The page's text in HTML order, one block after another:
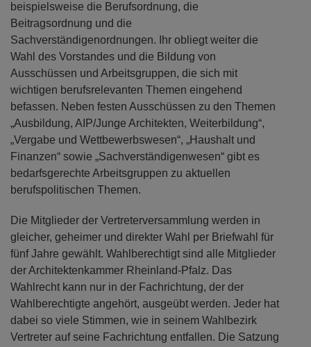
beispielsweise die Berufsordnung, die
Beitragsordnung und die
Sachverständigenordnungen. Ihr obliegt weiter die
Wahl des Vorstandes und die Bildung von
Ausschüssen und Arbeitsgruppen, die sich mit
wichtigen berufsrelevanten Themen eingehend
befassen. Neben festen Ausschüssen zu den Themen
„Ausbildung, AIP/Junge Architekten, Weiterbildung“,
„Vergabe und Wettbewerbswesen“, „Haushalt und
Finanzen“ sowie „Sachverständigenwesen“ gibt es
bedarfsgerechte Arbeitsgruppen zu aktuellen
berufspolitischen Themen.
Die Mitglieder der Vertreterversammlung werden in
gleicher, geheimer und direkter Wahl per Briefwahl für
fünf Jahre gewählt. Wahlberechtigt sind alle Mitglieder
der Architektenkammer Rheinland-Pfalz. Das
Wahlrecht kann nur in der Fachrichtung, der der
Wahlberechtigte angehört, ausgeübt werden. Jeder hat
dabei so viele Stimmen, wie in seinem Wahlbezirk
Vertreter auf seine Fachrichtung entfallen. Die Satzung